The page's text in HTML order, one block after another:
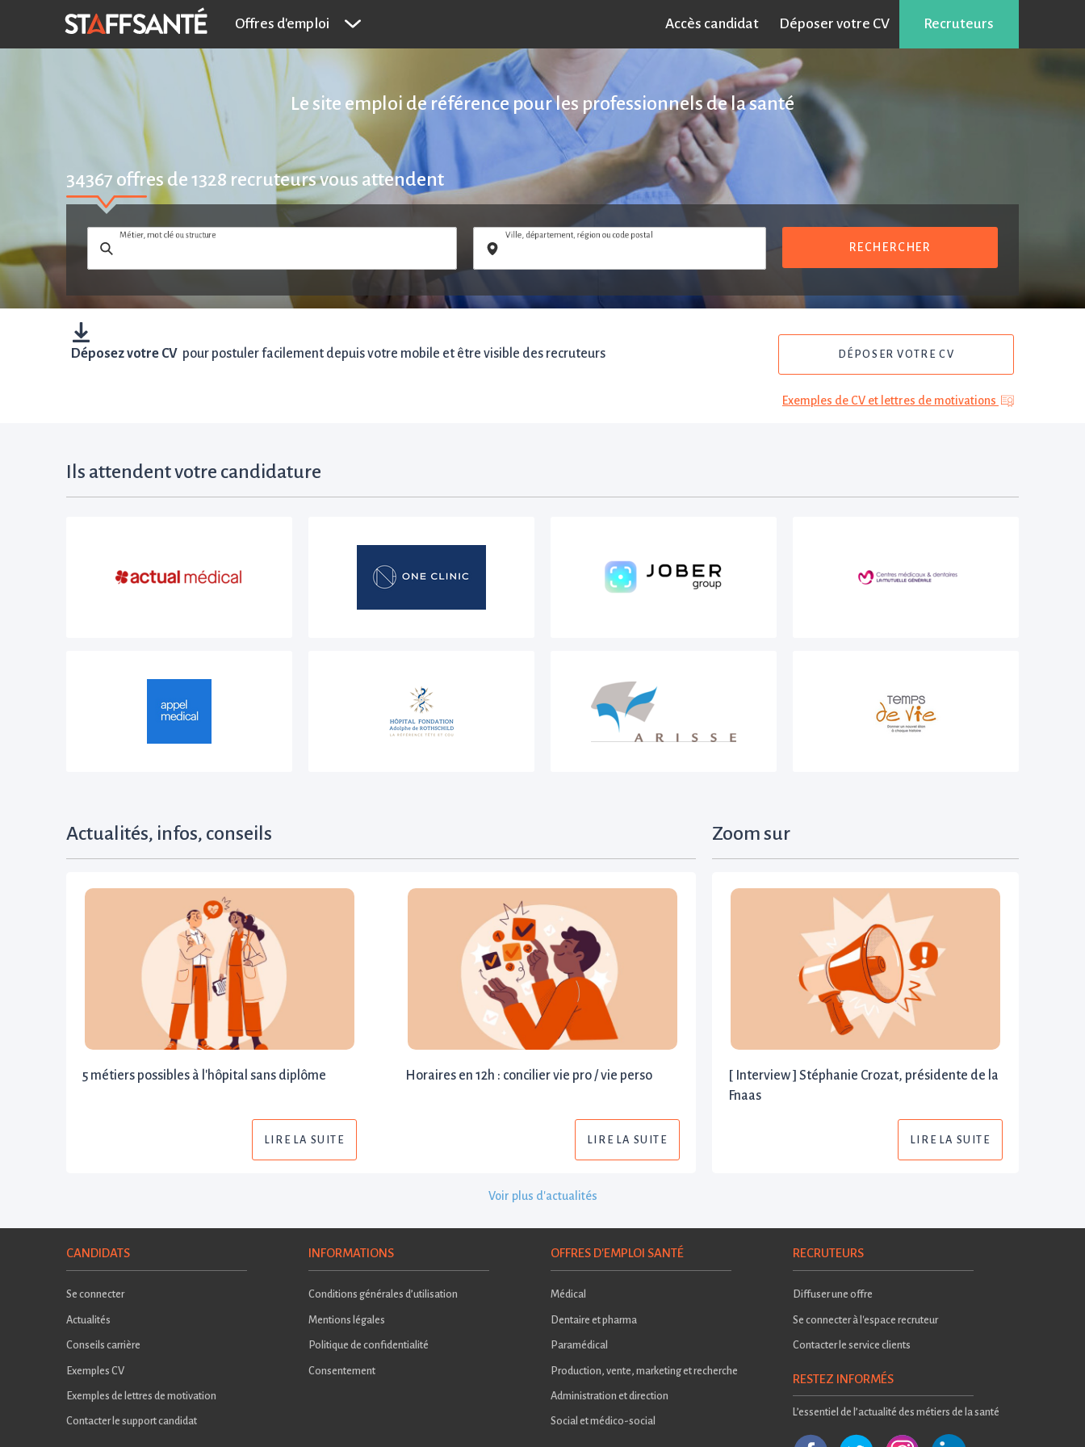
Offres d'emploi Accès candidat Déposer votre CV Recruteurs
Le site emploi de référence pour les professionnels de la santé
34367 offres de1328 recruteurs vous attendent
Métier, mot clé ou structure Ville, département, région ou code postal
RECHERCHER
Déposez votre CV pour postuler facilement depuis votre mobile et être visible des recruteurs DÉPOSER VOTRE CV
Exemples de CV et lettres de motivations
Ils attendent votre candidature
Actualités, infos, conseils
5 métiers possibles à l'hôpital sans diplôme
LIRE LA SUITE
Horaires en 12h : concilier vie pro / vie perso
LIRE LA SUITE
Zoom sur
[ Interview ] Stéphanie Crozat, présidente de la
Fnaas
LIRE LA SUITE
Voir plus d'actualités
CANDIDATS
Se connecter
Actualités
Conseils carrière
Exemples CV
Exemples de lettres de motivation
Contacter le support candidat
INFORMATIONS
Conditions générales d’utilisation
Mentions légales
Politique de confidentialité
Consentement
OFFRES D'EMPLOI SANTÉ
Médical
Dentaire et pharma
Paramédical
Production, vente, marketing et recherche
Administration et direction
Social et médico-social
RECRUTEURS
Diffuser une offre
Se connecter à l'espace recruteur
Contacter le service clients
RESTEZ INFORMÉS
L’essentiel de l’actualité des métiers de la santé